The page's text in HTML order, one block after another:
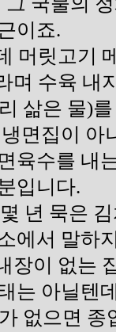
이죠.
머릿고기
며 수육 내
삶은 물)
면집이 아
육수를 내
입니다.
년 묵은
에서 말하
장이 없는
는 아닐텐
없으면